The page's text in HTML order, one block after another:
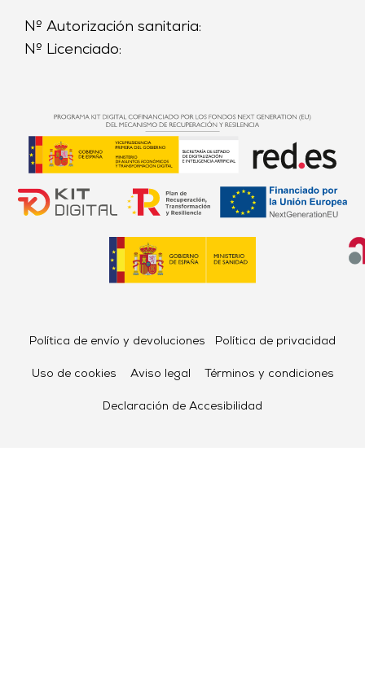
Nº Autorización sanitaria:
Nº Licenciado:
Política de envío y devoluciones Política de privacidad
Uso de cookies Aviso legal Términos y condiciones
Declaración de Accesibilidad